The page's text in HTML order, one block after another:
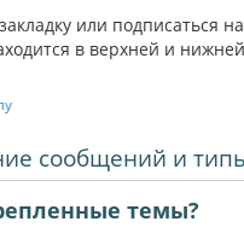
или подписаться
в верхней и
сообщений и
темы?